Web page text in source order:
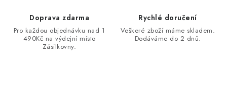
Doprava zdarma
Pro každou objednávku nad 1
490Kč na výdejní místo
Zásilkovny.
Rychlé doručení
Veškeré zboží máme skladem.
Dodáváme do 2 dnů.